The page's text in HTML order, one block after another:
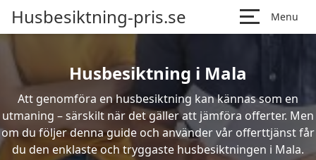
Husbesiktning-pris.se Menu
Husbesiktning i Mala
Att genomföra en husbesiktning kan kännas som en
utmaning – särskilt när det gäller att jämföra offerter. Men
om du följer denna guide och använder vår offerttjänst får
du den enklaste och tryggaste husbesiktningen i Mala.